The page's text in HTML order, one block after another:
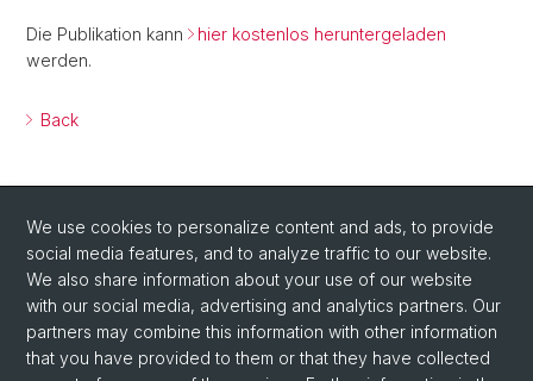
Die Publikation kann
hier kostenlos heruntergeladen
werden.
Back
Social Media
LinkedIn
We use cookies to personalize content and ads, to provide
social media features, and to analyze traffic to our website.
We also share information about your use of our website
with our social media, advertising and analytics partners. Our
partners may combine this information with other information
that you have provided to them or that they have collected